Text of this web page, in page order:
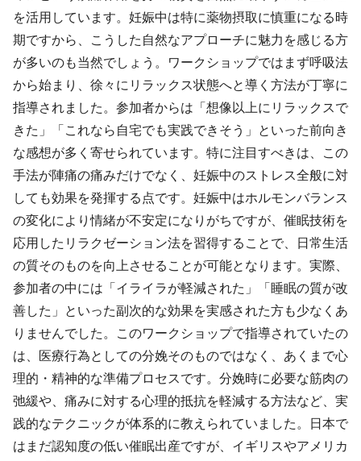
を活用しています。妊娠中は特に薬物摂取に慎重になる時
期ですから、こうした自然なアプローチに魅力を感じる方
が多いのも当然でしょう。ワークショップではまず呼吸法
から始まり、徐々にリラックス状態へと導く方法が丁寧に
指導されました。参加者からは「想像以上にリラックスで
きた」「これなら自宅でも実践できそう」といった前向き
な感想が多く寄せられています。特に注目すべきは、この
手法が陣痛の痛みだけでなく、妊娠中のストレス全般に対
しても効果を発揮する点です。妊娠中はホルモンバランス
の変化により情緒が不安定になりがちですが、催眠技術を
応用したリラクゼーション法を習得することで、日常生活
の質そのものを向上させることが可能となります。実際、
参加者の中には「イライラが軽減された」「睡眠の質が改
善した」といった副次的な効果を実感された方も少なくあ
りませんでした。このワークショップで指導されていたの
は、医療行為としての分娩そのものではなく、あくまで心
理的・精神的な準備プロセスです。分娩時に必要な筋肉の
弛緩や、痛みに対する心理的抵抗を軽減する方法など、実
践的なテクニックが体系的に教えられていました。日本で
はまだ認知度の低い催眠出産ですが、イギリスやアメリカ